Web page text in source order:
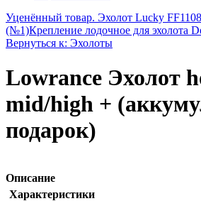
Уценённый товар. Эхолот Lucky
(№1)Крепление лодочное для эхолота
Вернуться к: Эхолоты
Lowrance Эхолот
mid/high +
подарок)
Описание
Характеристики